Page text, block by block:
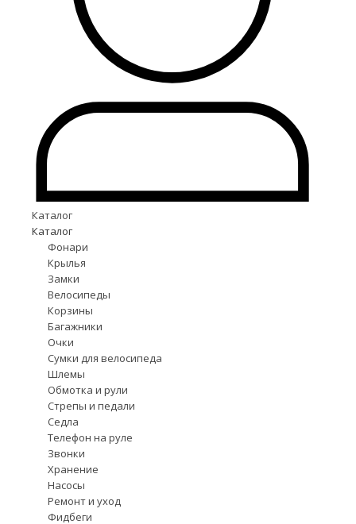
Каталог
Каталог
Фонари
Крылья
Замки
Велосипеды
Корзины
Багажники
Очки
Сумки для велосипеда
Шлемы
Обмотка и рули
Стрепы и педали
Седла
Телефон на руле
Звонки
Хранение
Насосы
Ремонт и уход
Фидбеги